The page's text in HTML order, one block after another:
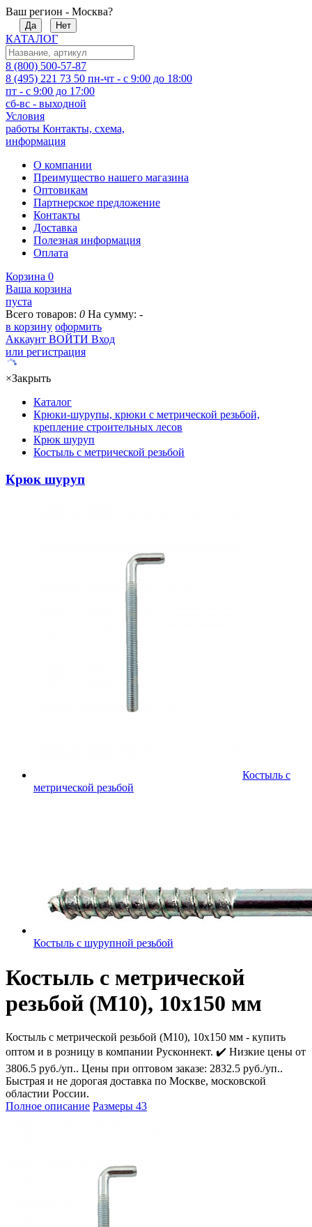
Ваш регион - Москва?
Да Нет
КАТАЛОГ
8 (800) 500-57-87
8 (495) 221 73 50 пн-чт - с 9:00 до 18:00
пт - с 9:00 до 17:00
сб-вс - выходной
Условия
работы Контакты, схема,
информация
О компании
Преимущество нашего магазина
Оптовикам
Партнерское предложение
Контакты
Доставка
Полезная информация
Оплата
Корзина 0
Ваша корзина
пуста
Всего товаров: 0 На сумму: -
в корзину оформить
Аккаунт ВОЙТИ Вход
или регистрация
×Закрыть
Каталог
Крюки-шурупы, крюки с метрической резьбой,
крепление строительных лесов
Крюк шуруп
Костыль с метрической резьбой
Крюк шуруп
Костыль с
метрической резьбой
Костыль с шурупной резьбой
Костыль с метрической
резьбой (М10), 10х150 мм
Костыль с метрической резьбой (М10), 10х150 мм - купить
оптом и в розницу в компании Русконнект. ✔️ Низкие цены от
3806.5 руб./уп.. Цены при оптовом заказе: 2832.5 руб./уп..
Быстрая и не дорогая доставка по Москве, московской
областии России.
Полное описание Размеры 43